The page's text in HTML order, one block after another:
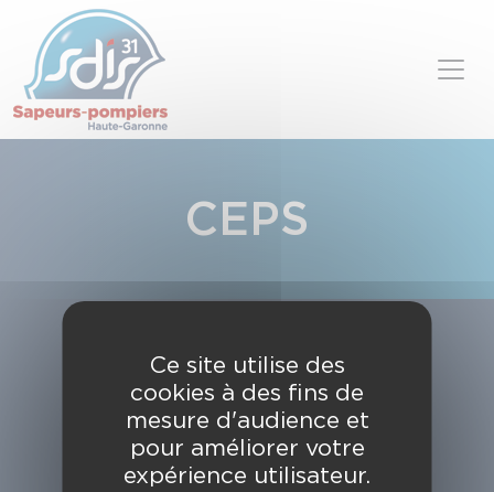
CEPS
Panneau de gestion des cookies
Ce site utilise des
cookies à des fins de
mesure d'audience et
pour améliorer votre
expérience utilisateur.